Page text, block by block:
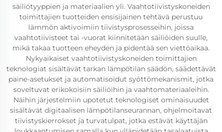
säiliötyyppien ja materiaalien yli. Vaahtotiivistyskoneiden
toimittajien tuotteiden ensisijainen tehtävä perustuu
lämmön aktivoimiin tiivistysprosesseihin, joissa
vaahtotiivisteet tai -vuorat kiinnitetään säiliöiden suulle,
mikä takaa tuotteen eheyden ja pidentää sen viettöaikaa.
Nykyaikaiset vaahtotiivistyskoneiden toimittajien
teknologiat sisältävät tarkan lämpötilan säädön, säädettävät
paine-asetukset ja automatisoidut syöttömekanismit, jotka
soveltuvat erikokoisiin säiliöihin ja vaahtomateriaaleihin.
Näihin järjestelmiin upotetut teknologiset ominaisuudet
sisältävät digitaalisen lämpötilanseurannan, ohjelmoitavat
tiivistyskierrokset ja turvatulpat, jotka estävät käyttäjän